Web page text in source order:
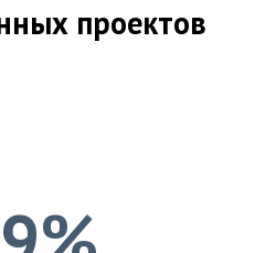
проектов